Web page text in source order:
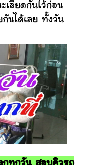
เอียดกันไว้ก่อน
นได้เลย ทั้งวัน